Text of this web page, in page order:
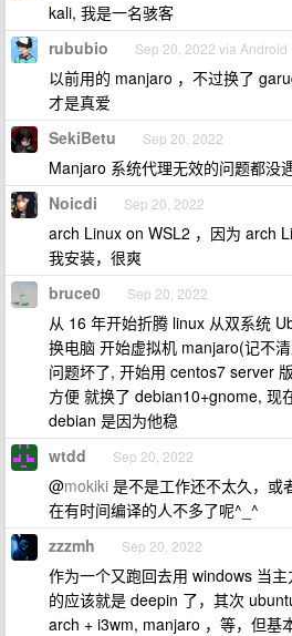
kali, 我是一名骇客
rububio Sep 20, 2022 via Android
以前用的 manjaro ，不过换了
才是真爱
SekiBetu Sep 20, 2022
Manjaro 系统代理无效的问题都没
Noicdi Sep 20, 2022
arch Linux on WSL2 ，因为 arch
我安装，很爽
bruce0 Sep 20, 2022
从 16 年开始折腾 linux 从双系统
换电脑 开始虚拟机 manjaro(记不
问题坏了, 开始用 centos7 server
方便 就换了 debian10+gnome, 现
debian 是因为他稳
wtdd Sep 20, 2022
@mokiki 是不是工作还不太久，或
在有时间编译的人不多了呢^_^
zzzmh Sep 20, 2022
作为一个又跑回去用 windows 当
的应该就是 deepin 了，其次
arch + i3wm, manjaro ，等，但基